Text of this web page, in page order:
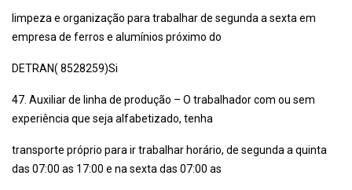
limpeza e organização para trabalhar de segunda a sexta em
empresa de ferros e alumínios próximo do
DETRAN( 8528259)Si
47. Auxiliar de linha de produção – O trabalhador com ou sem
experiência que seja alfabetizado, tenha
transporte próprio para ir trabalhar horário, de segunda a quinta
das 07:00 as 17:00 e na sexta das 07:00 as